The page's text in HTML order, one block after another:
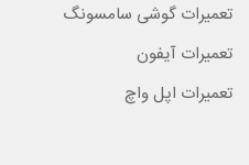
تعمیرات گوشی سامسونگ
تعمیرات آیفون
تعمیرات اپل واچ